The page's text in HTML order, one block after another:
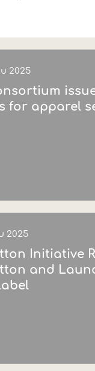
2025
for apparel
2025
Initiative
and